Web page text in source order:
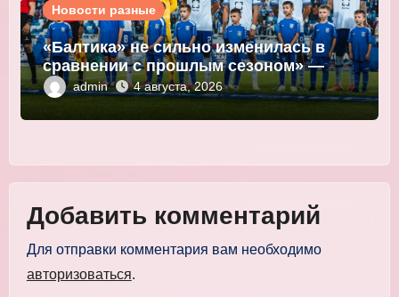
Новости разные
«Балтика» не сильно изменилась в
сравнении с прошлым сезоном» —
Морadmin 4 августа, 2026
Добавить комментарий
Для отправки комментария вам необходимо
авторизоваться.